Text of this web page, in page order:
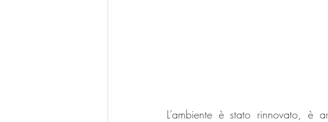
L’ambiente è stato rinnovato, è